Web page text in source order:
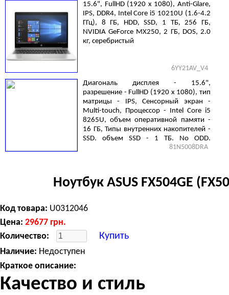
15.6", FullHD (1920 х 1080), Anti-Glare,
IPS, DDR4, Intel Core i5 10210U (1.6-4.2
ГГц), 8 ГБ, HDD, SSD, 1 ТБ, 256 ГБ,
NVIDIA GeForce MX250, 2 ГБ, DOS, 2.0
кг, серебристый
6YY21AV_V4
Диагональ дисплея - 15.6",
разрешение - FullHD (1920 х 1080), тип
матрицы - IPS, Сенсорный экран -
Multi-touch, Процессор - Intel Core i5
8265U, объем оперативной памяти -
16 ГБ, Типы внутренних накопителей -
SSD, объем SSD - 1 ТБ, No ODD,
Видеокарта - Intel UHD Graphics 620,
81N5008DRA
Ноутбук ASUS FX504GE
Код товара: U0312046
Цена: 29677 грн.
Количество:
Купить
Наличие: Недоступен
Краткое описание:
Качество и стиль